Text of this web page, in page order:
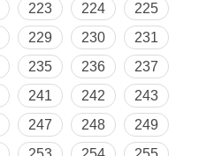
223 224
225
229 230
231
235 236
237
241 242
243
247 248
249